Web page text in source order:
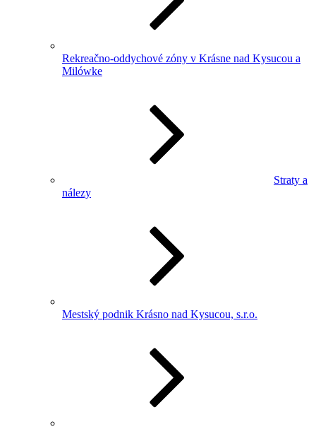
Rekreačno-oddychové zóny v Krásne nad Kysucou a
Milówke
Straty a
nálezy
Mestský podnik Krásno nad Kysucou, s.r.o.